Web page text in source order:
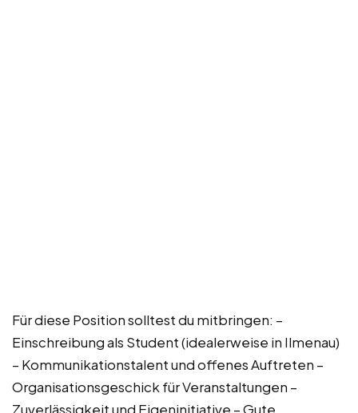
Für diese Position solltest du mitbringen: –
Einschreibung als Student (idealerweise in Ilmenau)
– Kommunikationstalent und offenes Auftreten –
Organisationsgeschick für Veranstaltungen –
Zuverlässigkeit und Eigeninitiative – Gute